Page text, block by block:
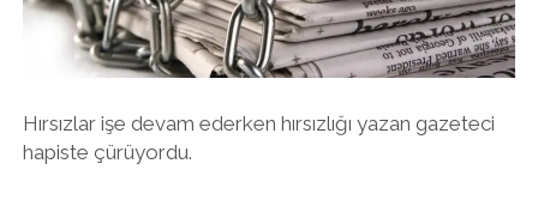
twitterfacebook
instagram
Hırsızlar işe devam ederken hırsızlığı yazan gazeteci
hapiste çürüyordu.